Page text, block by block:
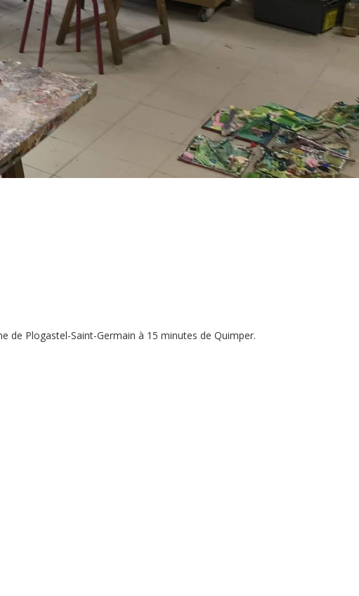
de Plogastel-Saint-Germain à 15 minutes de Quimper.